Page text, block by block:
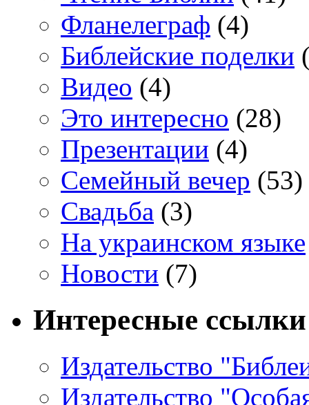
Фланелеграф (4)
Библейские поделки
Видео (4)
Это интересно (28)
Презентации (4)
Семейный вечер (53)
Свадьба (3)
На украинском языке
Новости (7)
Интересные ссылки
Издательство
Издательство